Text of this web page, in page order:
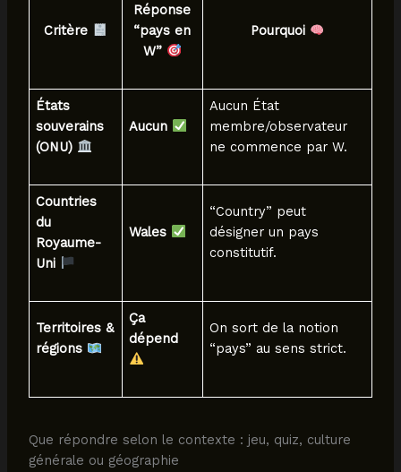
Critère
Réponse
“pays en
W”
Pourquoi
États
souverains
(ONU)
Aucun
Aucun État
membre/observateur
ne commence par W.
Countries
du
Royaume-
Uni
Wales
“Country” peut
désigner un pays
constitutif.
Territoires &
régions
Ça
dépend
On sort de la notion
“pays” au sens strict.
Que répondre selon le contexte : jeu, quiz, culture
générale ou géographie